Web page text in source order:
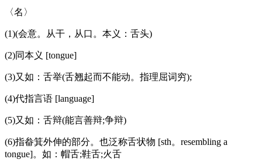
〈名〉
(1)(会意。从干，从口。本义：舌头)
(2)同本义 [tongue]
(3)又如：舌举(舌翘起而不能动。指理屈词穷);
(4)代指言语 [language]
(5)又如：舌辩(能言善辩;争辩)
(6)指畚箕外伸的部分。也泛称舌状物 [sth。resembling a
tongue]。如：帽舌;鞋舌;火舌